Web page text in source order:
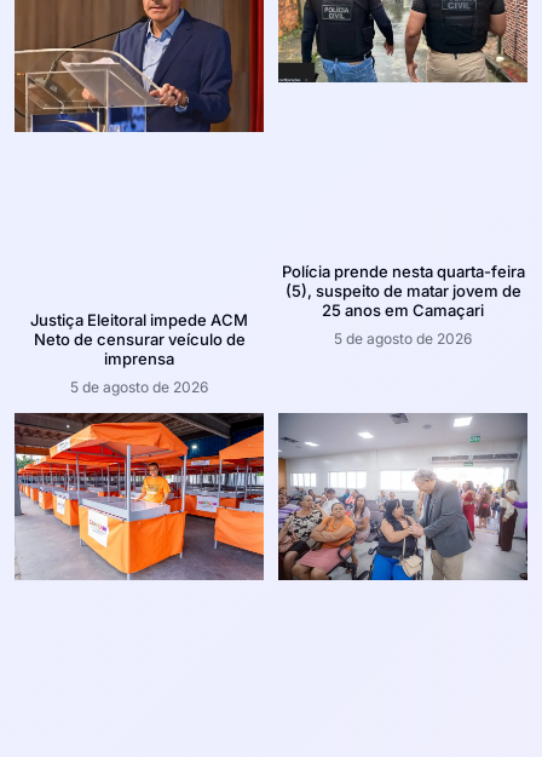
Justiça Eleitoral impede ACM
Neto de censurar veículo de
imprensa
5 de agosto de 2026
Polícia prende nesta quarta-feira
(5), suspeito de matar jovem de
25 anos em Camaçari
5 de agosto de 2026